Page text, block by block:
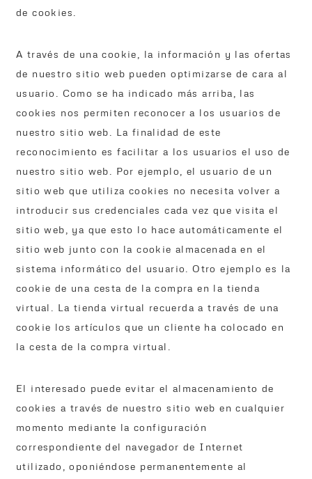
de cookies.
A través de una cookie, la información y las ofertas
de nuestro sitio web pueden optimizarse de cara al
usuario. Como se ha indicado más arriba, las
cookies nos permiten reconocer a los usuarios de
nuestro sitio web. La finalidad de este
reconocimiento es facilitar a los usuarios el uso de
nuestro sitio web. Por ejemplo, el usuario de un
sitio web que utiliza cookies no necesita volver a
introducir sus credenciales cada vez que visita el
sitio web, ya que esto lo hace automáticamente el
sitio web junto con la cookie almacenada en el
sistema informático del usuario. Otro ejemplo es la
cookie de una cesta de la compra en la tienda
virtual. La tienda virtual recuerda a través de una
cookie los artículos que un cliente ha colocado en
la cesta de la compra virtual.
El interesado puede evitar el almacenamiento de
cookies a través de nuestro sitio web en cualquier
momento mediante la configuración
correspondiente del navegador de Internet
utilizado, oponiéndose permanentemente al